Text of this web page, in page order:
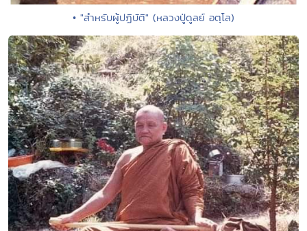
• "สำหรับผู้ปฏิบัติ" (หลวงปู่ดูลย์ อตุโล)